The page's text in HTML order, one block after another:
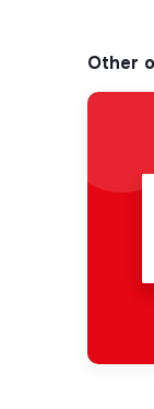
Other